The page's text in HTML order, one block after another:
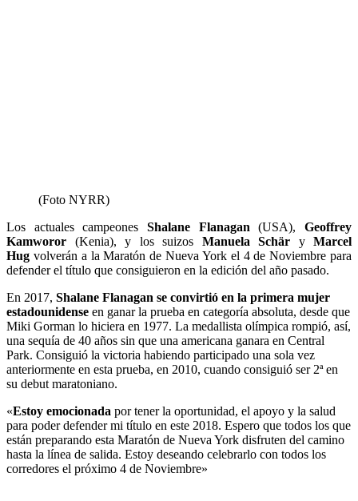
(Foto NYRR)
Los actuales campeones Shalane Flanagan (USA),Geoffrey
Kamworor (Kenia), y los suizos Manuela Schär y Marcel
Hug volverán a la Maratón de Nueva York el 4 de Noviembre para
defender el título que consiguieron en la edición del año pasado.
En 2017, Shalane Flanagan se convirtió en la primera mujer
estadounidense en ganar la prueba en categoría absoluta, desde que
Miki Gorman lo hiciera en 1977. La medallista olímpica rompió, así,
una sequía de 40 años sin que una americana ganara en Central
Park. Consiguió la victoria habiendo participado una sola vez
anteriormente en esta prueba, en 2010, cuando consiguió ser 2ª en
su debut maratoniano.
«Estoy emocionada por tener la oportunidad, el apoyo y la salud
para poder defender mi título en este 2018. Espero que todos los que
están preparando esta Maratón de Nueva York disfruten del camino
hasta la línea de salida. Estoy deseando celebrarlo con todos los
corredores el próximo 4 de Noviembre»